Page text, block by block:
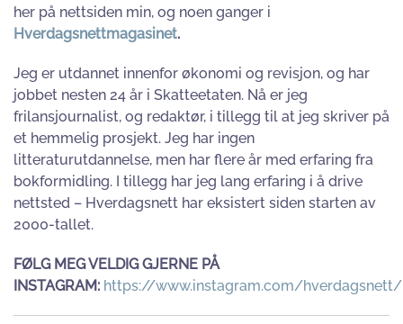
her på nettsiden min, og noen ganger i
Hverdagsnettmagasinet.
Jeg er utdannet innenfor økonomi og revisjon, og har
jobbet nesten 24 år i Skatteetaten. Nå er jeg
frilansjournalist, og redaktør, i tillegg til at jeg skriver på
et hemmelig prosjekt. Jeg har ingen
litteraturutdannelse, men har flere år med erfaring fra
bokformidling. I tillegg har jeg lang erfaring i å drive
nettsted – Hverdagsnett har eksistert siden starten av
2000-tallet.
FØLG MEG VELDIG GJERNE PÅ
INSTAGRAM: https://www.instagram.com/hverdagsnett/